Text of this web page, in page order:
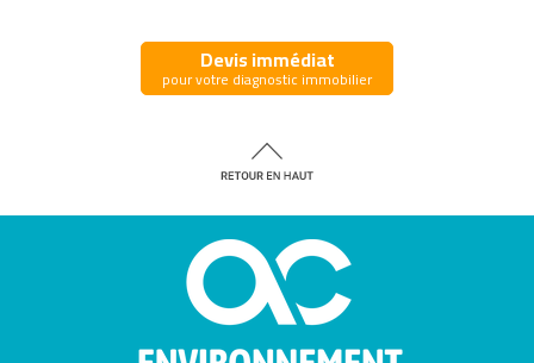
Devis immédiat
pour votre diagnostic immobilier